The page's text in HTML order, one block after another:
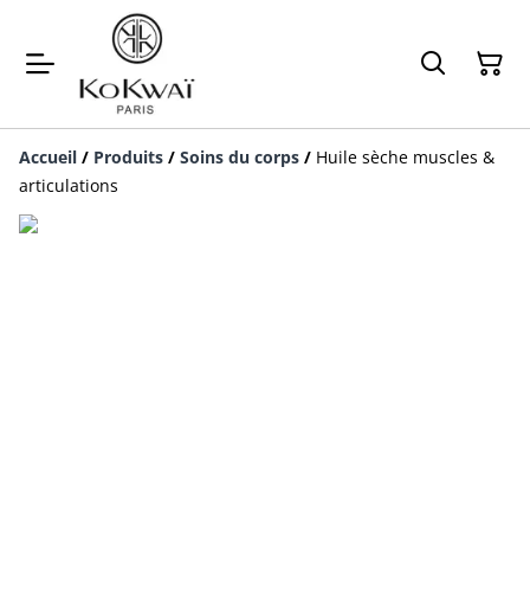
Accueil / Produits / Soins du corps / Huile sèche muscles &
articulations